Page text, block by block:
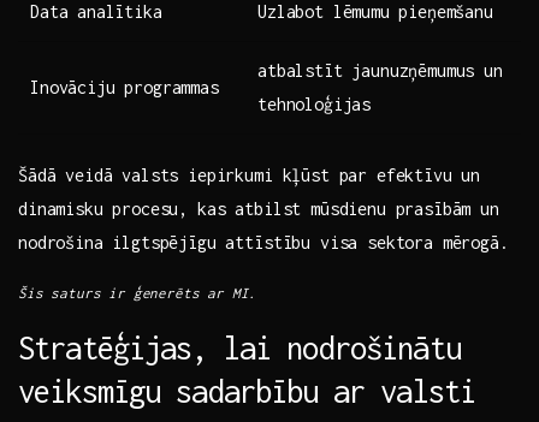
Data ⁣analītika Uzlabot lēmumu ⁤pieņemšanu
Inovāciju‍ programmas
atbalstīt jaunuzņēmumus un
‌tehnoloģijas
Šādā veidā​ valsts iepirkumi kļūst par ‌efektīvu un
dinamisku procesu, kas ‌atbilst mūsdienu prasībām un
nodrošina ilgtspējīgu attīstību visa sektora mērogā.
Šis saturs ir ģenerēts⁢ ar MI.
Stratēģijas, ​lai nodrošinātu
veiksmīgu sadarbību⁤ ar valsti